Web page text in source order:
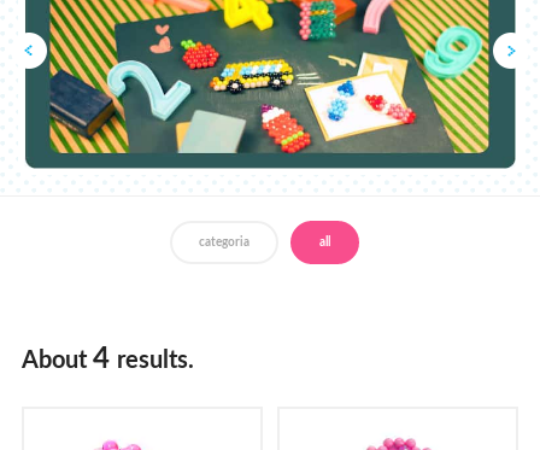
Video
Per i genitori
categoria all
About 4 results.